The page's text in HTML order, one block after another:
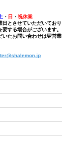
・ 日 ・ 祝休業
とさせていただいており
する場合がございます。
たお問い合わせは翌営